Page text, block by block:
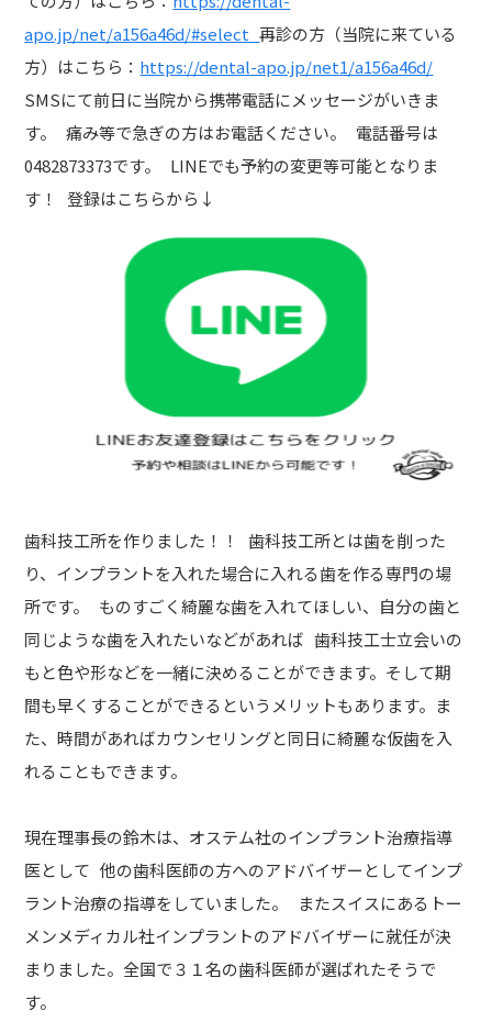
apo.jp/net/a156a46d/#select再診の方（当院に来ている
方）はこちら： https://dental-apo.jp/net1/a156a46d/
SMSにて前日に当院から携帯電話にメッセージがいきま
す。 痛み等で急ぎの方はお電話ください。 電話番号は
0482873373です。 LINEでも予約の変更等可能となりま
す！ 登録はこちらから↓
歯科技工所を作りました！！ 歯科技工所とは歯を削った
り、インプラントを入れた場合に入れる歯を作る専門の場
所です。 ものすごく綺麗な歯を入れてほしい、自分の歯と
同じような歯を入れたいなどがあれば 歯科技工士立会いの
もと色や形などを一緒に決めることができます。そして期
間も早くすることができるというメリットもあります。ま
た、時間があればカウンセリングと同日に綺麗な仮歯を入
れることもできます。
現在理事長の鈴木は、オステム社のインプラント治療指導
医として 他の歯科医師の方へのアドバイザーとしてインプ
ラント治療の指導をしていました。 またスイスにあるトー
メンメディカル社インプラントのアドバイザーに就任が決
まりました。全国で３１名の歯科医師が選ばれたそうで
す。